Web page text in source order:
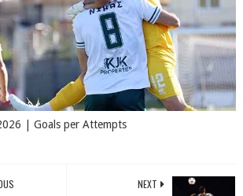
| Goals per Attempts
NEXT